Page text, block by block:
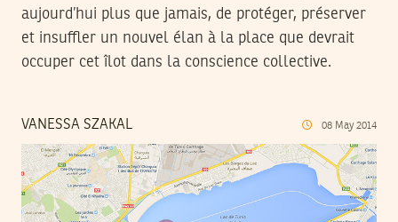
aujourd’hui plus que jamais, de protéger, préserver
et insuffler un nouvel élan à la place que devrait
occuper cet îlot dans la conscience collective.
VANESSA SZAKAL 08 May 2014